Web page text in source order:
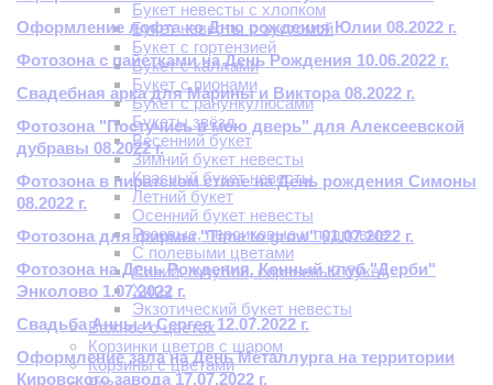
Букет невесты с хлопком
Букет невесты с эустомой
Букет с гортензией
Букет с каллами
Букет с пионами
Букет с ранункулюсами
Букеты звёзд
Весенний букет
Зимний букет невесты
Красный букет невесты
Летний букет
Осенний букет невесты
Розовые, персиковые и пудровые
С полевыми цветами
Синий, голубой, сиреневый букет
Хиты
Экзотический букет невесты
Важное о цветах
Корзинки цветов с шаром
Корзины с цветами
Оформление лофта ко Дню рождения Юлии 08.2022 г.
Фотозона с пайетками на День Рождения 10.06.2022 г.
Свадебная арка для Марины и Виктора 08.2022 г.
Фотозона "Постучись в мою дверь" для Алексеевской
дубравы 08.2022 г.
Фотозона в пиратском стиле на День рождения Симоны
08.2022 г.
Фотозона для фирмы "Time to grow" 01.07.2022 г.
Фотозона на День Рождения. Конный клуб "Дерби"
Энколово 1.07.2022 г.
Свадьба Анны и Сергея 12.07.2022 г.
Оформление зала на День Металлурга на территории
Кировского завода 17.07.2022 г.